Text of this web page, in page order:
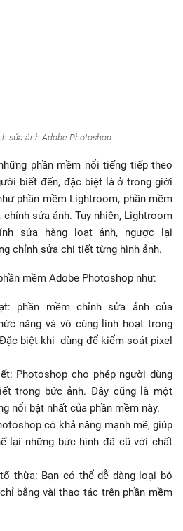
sửa ảnh Adobe Photoshop
phần mềm nổi tiếng tiếp theo
biết đến, đặc biệt là ở trong giới
phần mềm Lightroom, phần mềm
sửa ảnh. Tuy nhiên, Lightroom
sửa hàng loạt ảnh, ngược lại
chỉnh sửa chi tiết từng hình ảnh.
mềm Adobe Photoshop như:
phần mềmchỉnh sửa ảnh của
năng và vô cùng linh hoạt trong
biệt khi dùng để kiểm soát pixel
Photoshop cho phép người dùng
trong bức ảnh. Đây cũng là một
nổi bật nhất của phần mềm này.
có khả năng mạnh mẽ, giúp
lại những bức hình đã cũ với chất
thừa: Bạn có thể dễ dàng loại bỏ
bằng vài thao tác trên phần mềm